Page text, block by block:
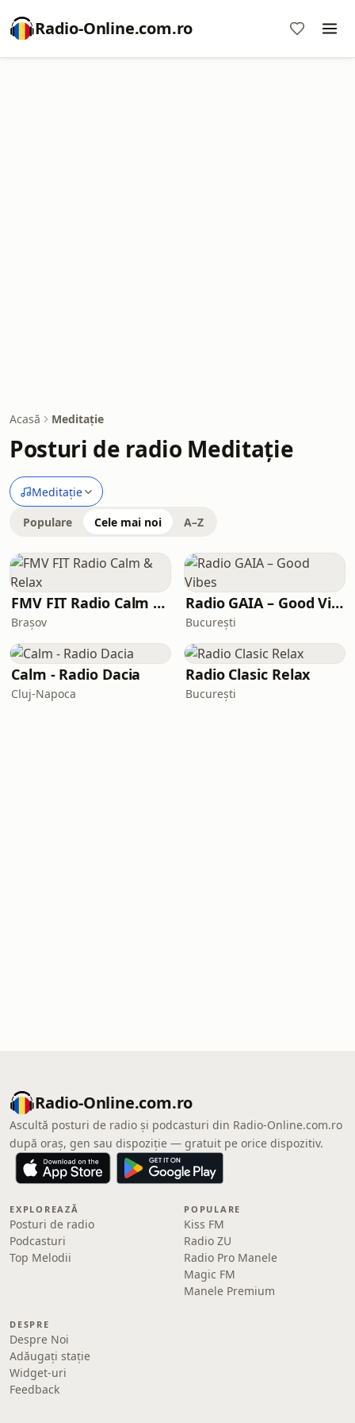
Radio-Online.com.ro
Acasă Meditație
Posturi de radio Meditație
Meditație
Populare Cele mai noi A–Z
FMV FIT Radio Calm & Relax
Brașov
Radio GAIA – Good Vibes
București
Calm - Radio Dacia
Cluj-Napoca
Radio Clasic Relax
București
Radio-Online.com.ro
Ascultă posturi de radio și podcasturi din Radio-Online.com.ro
după oraș, gen sau dispoziție — gratuit pe orice dispozitiv.
EXPLOREAZĂ
Posturi de radio
Podcasturi
Top Melodii
POPULARE
Kiss FM
Radio ZU
Radio Pro Manele
Magic FM
Manele Premium
DESPRE
Despre Noi
Adăugați stație
Widget-uri
Feedback